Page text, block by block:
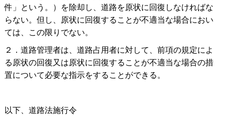
件」という。）を除却し、道路を原状に回復しなければな
らない。但し、原状に回復することが不適当な場合におい
ては、この限りでない。
２．道路管理者は、道路占用者に対して、前項の規定によ
る原状の回復又は原状に回復することが不適当な場合の措
置について必要な指示をすることができる。
以下、道路法施行令